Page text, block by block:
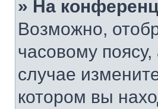
» На
Возможно,
часовому
случае
котором вы